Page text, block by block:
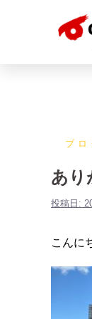
ブロ
あり
投稿日:
こんに